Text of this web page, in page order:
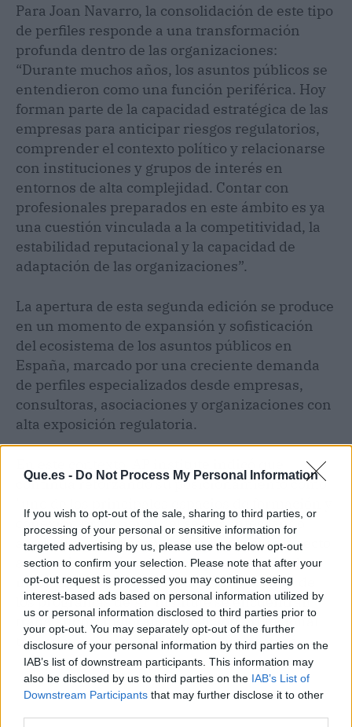
Que.es - Do Not Process My Personal Information
If you wish to opt-out of the sale, sharing to third parties, or
processing of your personal or sensitive information for
targeted advertising by us, please use the below opt-out
section to confirm your selection. Please note that after your
opt-out request is processed you may continue seeing
interest-based ads based on personal information utilized by
us or personal information disclosed to third parties prior to
your opt-out. You may separately opt-out of the further
disclosure of your personal information by third parties on the
IAB’s list of downstream participants. This information may
also be disclosed by us to third parties on the IAB’s List of
Downstream Participants that may further disclose it to other
Para Joan Navarro, la consolidación de este tipo
de perfiles responde a una transformación
profunda dentro de las organizaciones:
“Durante muchos años, los asuntos públicos se
entendieron como una función periférica. Hoy
forman parte de la capacidad estratégica de las
empresas para anticipar riesgos regulatorios,
comprender el contexto político y relacionarse
con instituciones y grupos de interés en
entornos de alta complejidad. Contar con
profesionales preparados en este ámbito es ya
una cuestión vinculada a la competitividad, la
estabilidad reputacional y la capacidad de
adaptación de las organizaciones”.
La apertura de esta segunda edición se produce
en un momento de expansión y sofisticación
del ecosistema de los asuntos públicos en
España, marcado por una creciente demanda
de perfiles especializados desde empresas,
consultoras, asociaciones y organizaciones con
alta exposición regulatoria.
continúa reforzando su posicionamiento como
conexión profesional del sector, integrando
academia, práctica profesional y acceso directo
a redes institucionales y corporativas de alto
nivel". El 96 % de los estudiantes y alumni de
los programas de AP institute se encuentran
trabajando o mejoran su posición profesional
tras su paso por el instituto, según destacó.